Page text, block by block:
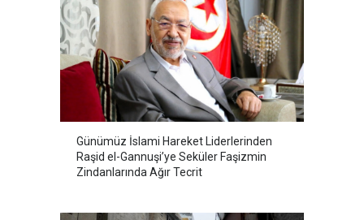
Günümüz İslami Hareket Liderlerinden
Raşid el-Gannuşi’ye Seküler Faşizmin
Zindanlarında Ağır Tecrit